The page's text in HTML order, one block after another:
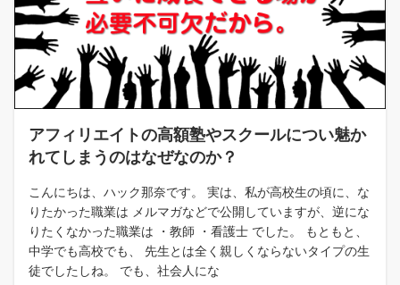
アフィリエイトの高額塾やスクールについ魅か
れてしまうのはなぜなのか？
こんにちは、ハック那奈です。 実は、私が高校生の頃に、な
りたかった職業は メルマガなどで公開していますが、逆にな
りたくなかった職業は ・教師 ・看護士 でした。 もともと、
中学でも高校でも、 先生とは全く親しくならないタイプの生
徒でしたしね。 でも、社会人にな